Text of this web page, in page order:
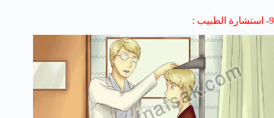
9- استشارة الطبيب :